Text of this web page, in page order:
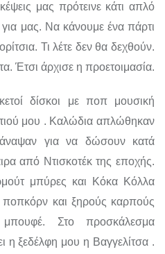
μας πρότεινε κάτι απλό
μας. Να κάνουμε ένα πάρτι
Τι λέτε δεν θα δεχθούν.
Έτσι άρχισε η προετοιμασία.
δίσκοι με ποπ μουσική
μου . Καλώδια απλώθηκαν
άναψαν για να δώσουν κατά
από Ντισκοτέκ της εποχής.
μπύρες και Κόκα Κόλλα
και ξηρούς καρπούς
Στο προσκάλεσμα
η ξεδέλφη μου η Βαγγελίτσα .